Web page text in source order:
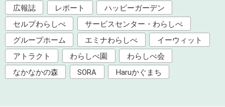
広報誌
レポート
ハッピーガーデン
セルプわらしべ
サービスセンター・わらしべ
グループホーム
エミナわらしべ
イーウィット
アトラクト
わらしべ園
わらしべ会
なかなかの森
SORA Haruかぐまち